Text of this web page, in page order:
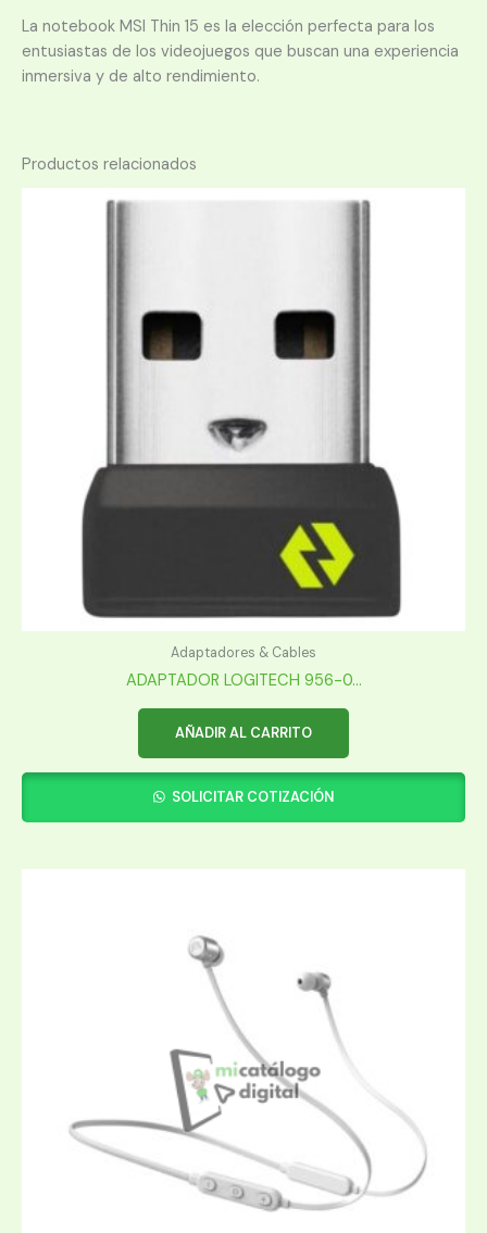
La notebook MSI Thin 15 es la elección perfecta para los
entusiastas de los videojuegos que buscan una experiencia
inmersiva y de alto rendimiento.
Productos relacionados
Adaptadores & Cables
ADAPTADOR LOGITECH 956-0...
AÑADIR AL CARRITO
SOLICITAR COTIZACIÓN